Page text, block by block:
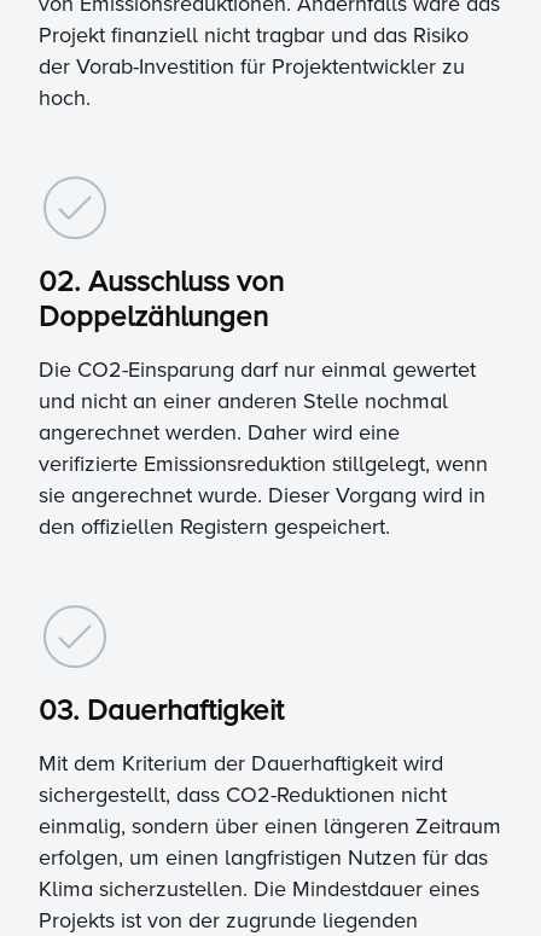
Projekt finanziell nicht tragbar und das Risiko
der Vorab-Investition für Projektentwickler zu
hoch.
02. Ausschluss von
Doppelzählungen
Die CO2-Einsparung darf nur einmal gewertet
und nicht an einer anderen Stelle nochmal
angerechnet werden. Daher wird eine
verifizierte Emissionsreduktion stillgelegt, wenn
sie angerechnet wurde. Dieser Vorgang wird in
den offiziellen Registern gespeichert.
03. Dauerhaftigkeit
Mit dem Kriterium der Dauerhaftigkeit wird
sichergestellt, dass CO2-Reduktionen nicht
einmalig, sondern über einen längeren Zeitraum
erfolgen, um einen langfristigen Nutzen für das
Klima sicherzustellen. Die Mindestdauer eines
Projekts ist von der zugrunde liegenden